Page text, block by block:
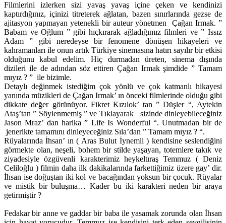
Filmlerini izlerken sizi yavaş yavaş içine çeken ve kendinizi
kaptırdığınız, içinizi titreterek ağlatan, bazen sınırlarında gezse de
ajitasyon yapmayan yetenekli bir auteur yönetmen Çağan Irmak. ”
Babam ve Oğlum ” gibi hıçkırarak ağladığımız filmleri ve ” Issız
Adam ” gibi neredeyse bir fenomene dönüşen hikayeleri ve
kahramanları ile onun artık Türkiye sinemasına hatırı sayılır bir etkisi
olduğunu kabul edelim. Hiç durmadan üreten, sinema dışında
dizileri ile de adından söz ettiren Çağan Irmak şimdide ” Tamam
mıyız ? ” ile bizimle.
Detaylı değinmek istediğim çok yönlü ve çok katmanlı hikayesi
yanında müzikleri de Çağan Irmak’ ın önceki filmlerinde olduğu gibi
dikkate değer görünüyor. Fikret Kızılok’ tan ” Düşler “, Aytekin
Ataş’tan ” Söylenmemiş ” ve Tıklayarak sizinde dinleyebileceğiniz
Jason Mraz’ dan harika ” Life Is Wonderful “. Unutmadan bir de
jenerikte tamamını dinleyeceğiniz Sıla’dan ” Tamam mıyız ? “.
Rüyalarında İhsan’ ın ( Aras Bulut İynemli ) kendisine seslendiğini
görmekte olan, neşeli, bohem bir stilde yaşayan, totemlere takık ve
ziyadesiyle özgüvenli karakterimiz heykeltıraş Temmuz ( Deniz
Celiloğlu ) filmin daha ilk dakikalarında farkettiğimiz üzere gay’ dir.
İhsan ise doğuştan iki kol ve bacağından yoksun bir çocuk. Rüyalar
ve mistik bir buluşma… Kader bu iki karakteri neden bir araya
getirmiştir ?
Fedakar bir anne ve gaddar bir baba ile yasamak zorunda olan İhsan